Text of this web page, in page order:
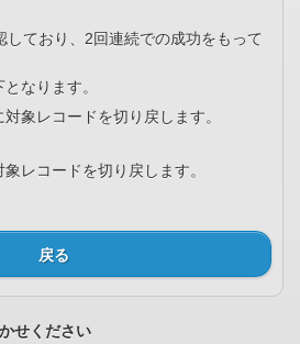
しており、2回連続での成功をもって
なります。
対象レコードを切り戻します。
象レコードを切り戻します。
戻る
せください